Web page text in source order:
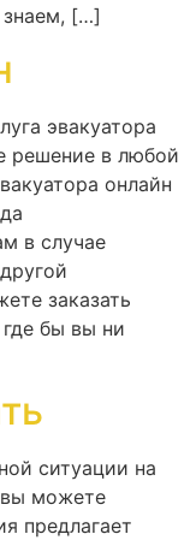
[…]
эвакуатора
решение в любой
онлайн
в случае
заказать
бы вы ни
ситуации на
можете
предлагает